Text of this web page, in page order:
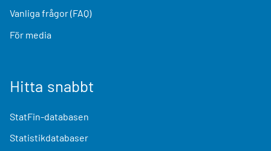
Vanliga frågor (FAQ)
För media
Hitta snabbt
StatFin-databasen
Statistikdatabaser